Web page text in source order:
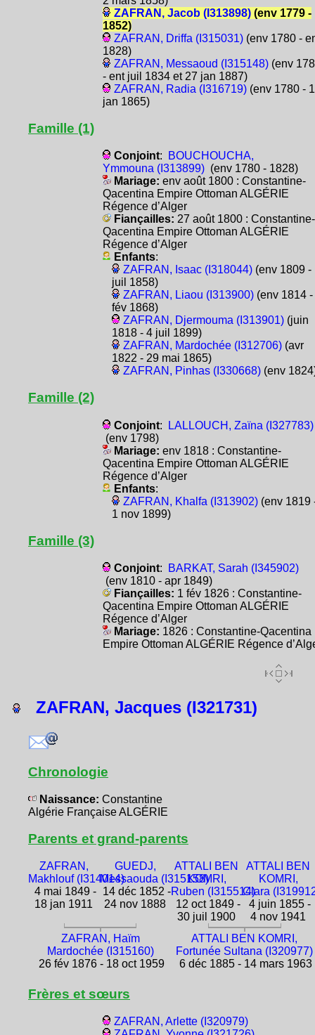
ZAFRAN, Jacob (I313898)(env 1779 -
1852)
ZAFRAN, Driffa (I315031)(env 1780 -
1828)
ZAFRAN, Messaoud (I315148)(env
- ent juil 1834 et 27 jan 1887)
ZAFRAN, Radia (I316719)(env 1780 -
jan 1865)
Famille (1)
Conjoint:
BOUCHOUCHA,
Ymmouna (I313899)(env 1780 - 1828)
Mariage: env août 1800 : Constantine-
Qacentina Empire Ottoman ALGÉRIE
Régence d’Alger
Fiançailles: 27 août 1800 : Constantine-
Qacentina Empire Ottoman ALGÉRIE
Régence d’Alger
Enfants:
ZAFRAN, Isaac (I318044)(env 1809 -
juil 1858)
ZAFRAN, Liaou (I313900)(env 1814 -
fév 1868)
ZAFRAN, Djermouma (I313901)(juin
1818 - 4 juil 1899)
ZAFRAN, Mardochée (I312706)(avr
1822 - 29 mai 1865)
ZAFRAN, Pinhas (I330668)(env
Famille (2)
Conjoint:
LALLOUCH, Zaïna (I327783)
(env 1798)
Mariage: env 1818 : Constantine-
Qacentina Empire Ottoman ALGÉRIE
Régence d’Alger
Enfants:
ZAFRAN, Khalfa (I313902)(env 1819
1 nov 1899)
Famille (3)
Conjoint:
BARKAT, Sarah (I345902)
(env 1810 - apr 1849)
Fiançailles: 1 fév 1826 : Constantine-
Qacentina Empire Ottoman ALGÉRIE
Régence d’Alger
Mariage: 1826 : Constantine-Qacentina
Empire Ottoman ALGÉRIE Régence
ZAFRAN, Jacques (I321731)
Chronologie
Naissance: Constantine
Algérie Française ALGÉRIE
Parents et grand-parents
ZAFRAN,
Makhlouf (I314014)
4 mai 1849 -
18 jan 1911
GUEDJ,
Messaouda (I315158)
14 déc 1852 -
24 nov 1888
ATTALI BEN
KOMRI,
Ruben (I315514)
12 oct 1849 -
30 juil 1900
ATTALI BEN
KOMRI,
Clara
4 juin 1855 -
4 nov 1941
ZAFRAN, Haïm
Mardochée (I315160)
26 fév 1876 - 18 oct 1959
ATTALI BEN KOMRI,
Fortunée Sultana (I320977)
6 déc 1885 - 14 mars 1963
Frères et sœurs
ZAFRAN, Arlette (I320979)